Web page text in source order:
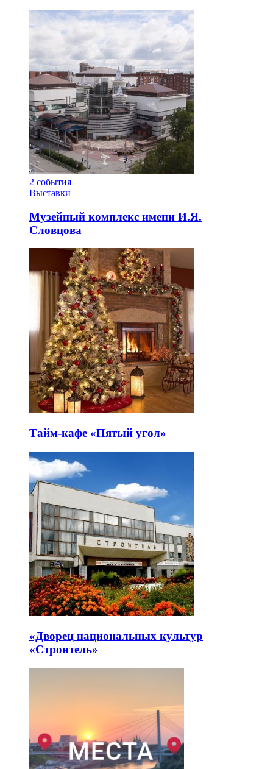
2 события
Выставки
Музейный комплекс имени И.Я.
Словцова
Тайм-кафе «Пятый угол»
«Дворец национальных культур
«Строитель»